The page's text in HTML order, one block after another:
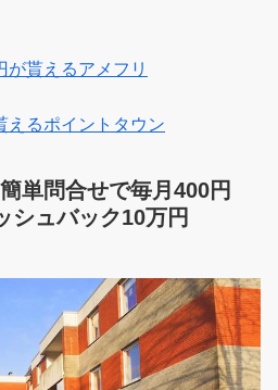
が貰えるアメフリ
えるポイントタウン
単問合せで毎月400円
シュバック10万円